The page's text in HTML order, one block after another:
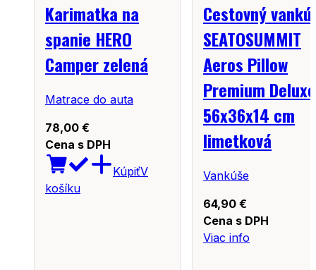
Karimatka na
spanie HERO
Camper zelená
Matrace do auta
78,00 €
Cena s DPH
KúpiťV
košíku
Cestovný
SEATOSUMMIT
Aeros Pillow
Premium Deluxe
56x36x14 cm
limetková
Vankúše
64,90 €
Cena s DPH
Viac info